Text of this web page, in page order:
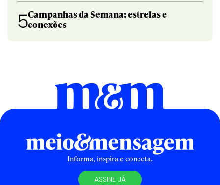
5Campanhas da Semana: estrelas e
conexões
Informa, inspira e conecta.
ASSINE JÁ